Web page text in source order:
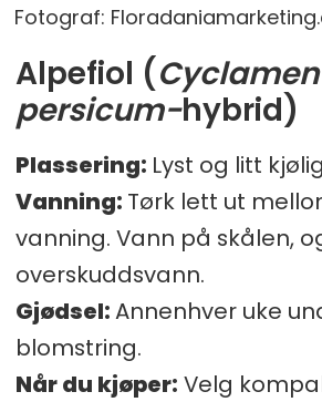
Fotograf:
Alpefiol (Cyclamen
persicum-hybrid)
Plassering: Lyst og litt
Vanning: Tørk lett ut
vanning. Vann på skålen,
overskuddsvann.
Gjødsel:Annenhver uke
blomstring.
Når du kjøper: Velg